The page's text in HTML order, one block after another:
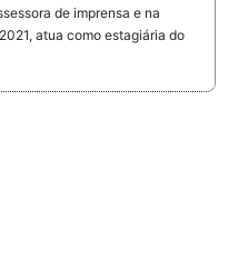
de imprensa e na
atua como estagiária do